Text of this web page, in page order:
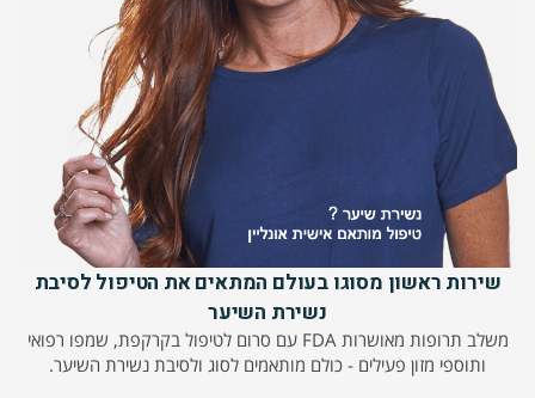
שירות ראשון מסוגו בעולם המתאים את הטיפול לסיבת
נשירת השיער
משלב תרופות מאושרות FDA עם סרום לטיפול בקרקפת, שמפו רפואי
ותוספי מזון פעילים - כולם מותאמים לסוג ולסיבת נשירת השיער.